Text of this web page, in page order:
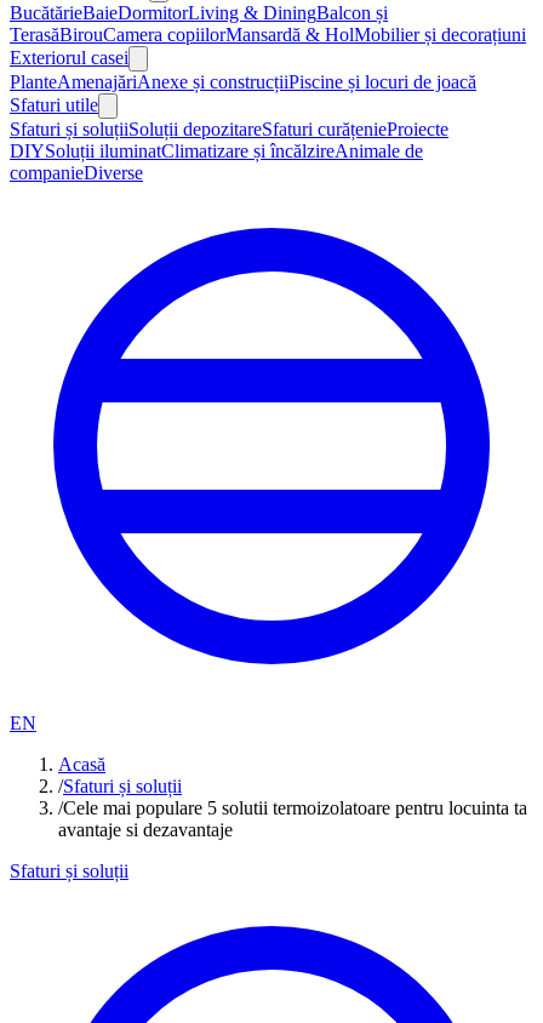
BucătărieBaieDormitorLiving & DiningBalcon și
TerasăBirouCamera copiilorMansardă & HolMobilier și decorațiuni
Exteriorul casei
PlanteAmenajăriAnexe și construcțiiPiscine și locuri de joacă
Sfaturi utile
Sfaturi și soluțiiSoluții depozitareSfaturi curățenieProiecte
DIYSoluții iluminatClimatizare și încălzireAnimale de
companieDiverse
EN
Acasă
/Sfaturi și soluții
/Cele mai populare 5 solutii termoizolatoare pentru locuinta ta
avantaje si dezavantaje
Sfaturi și soluții